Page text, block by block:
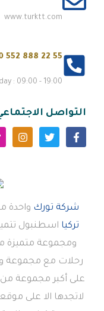
www.turktt.com
552 888 22 55
: 09:00 - 19:00
التواصل
شركة تورك واحدة
تركيا اسطنبول
ومجموعة متميزة
رحلات مع مجموعة
على أكبر مجموعة من
لاتجدها الا على